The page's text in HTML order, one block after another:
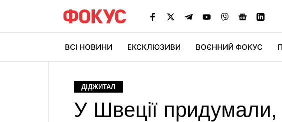
ВСІ НОВИНИ ЕКСКЛЮЗИВИ ВОЄННИЙ ФОКУС
ДІДЖИТАЛ
У Швеції придумали,